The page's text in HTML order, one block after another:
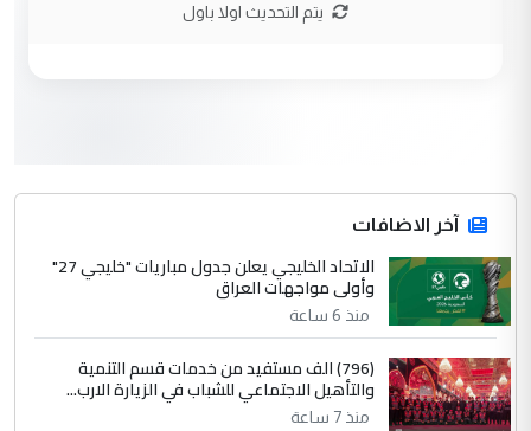
جنسية الرافد الثالث للعراق ومن اصول عريقة
ابا فرات ...
الموضوع :
الجواهري يرد على صدام حسين سل
مضجعيك يابن الزنا (نص كامل)
سردار
التعليق : واحد من عصابة علي ماما يسقط
جنسية الرافد الثالث للعراق ومن اصول عريقة
يتم التحديث اولا باول
آخر الاضافات
الاتحاد الخليجي يعلن جدول مباريات "خليجي 27"
وأولى مواجهات العراق
منذ 6 ساعة
(796) الف مستفيد من خدمات قسم التنمية
والتأهيل الاجتماعي للشباب في الزيارة الارب...
منذ 7 ساعة